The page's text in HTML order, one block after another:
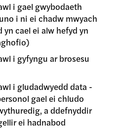
i gael gwybodaeth
i ni ei chadw mwyach
cael ei alw hefyd yn
i gyfyngu ar brosesu
i gludadwyedd data -
gael ei chludo
a ddefnyddir
ei hadnabod